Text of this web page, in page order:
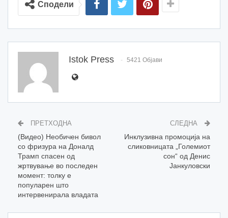
Сподели
Istok Press 5421 Објави
ПРЕТХОДНА
(Видео) Необичен бивол
со фризура на Доналд
Трамп спасен од
жртвување во последен
момент: толку е
популарен што
интервенирала владата
СЛЕДНА
Инклузивна промоција на
сликовницата „Големиот
сон“ од Денис
Јанкуловски